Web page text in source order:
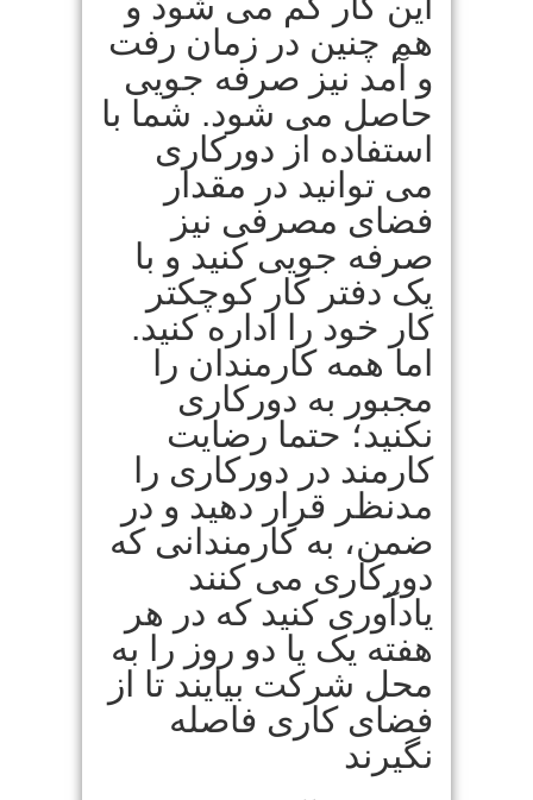
هم چنین در زمان رفت
و آمد نیز صرفه جویی
حاصل می شود. شما با
استفاده از دورکاری
می توانید در مقدار
فضای مصرفی نیز
صرفه جویی کنید و با
یک دفتر کار کوچکتر
کار خود را اداره کنید.
اما همه کارمندان را
مجبور به دورکاری
نکنید؛ حتما رضایت
کارمند در دورکاری را
مدنظر قرار دهید و در
ضمن، به کارمندانی که
دورکاری می کنند
یادآوری کنید که در هر
هفته یک یا دو روز را به
محل شرکت بیایند تا از
فضای کاری فاصله
نگیرند